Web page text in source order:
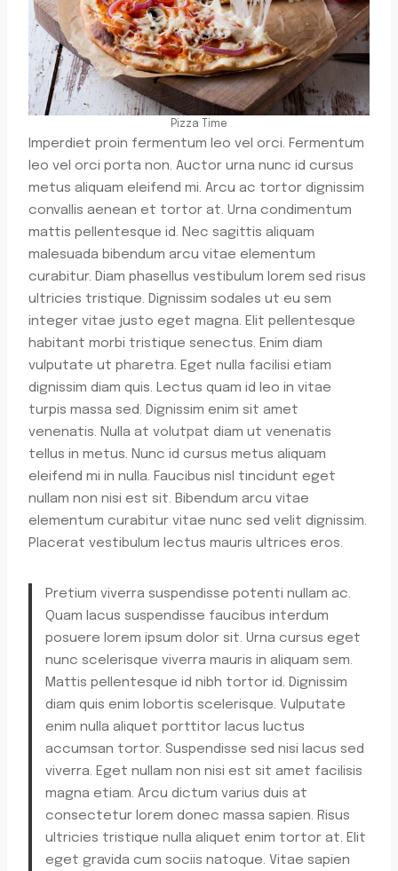
Pizza Time
Imperdiet proin fermentum leo vel orci. Fermentum
leo vel orci porta non. Auctor urna nunc id cursus
metus aliquam eleifend mi. Arcu ac tortor dignissim
convallis aenean et tortor at. Urna condimentum
mattis pellentesque id. Nec sagittis aliquam
malesuada bibendum arcu vitae elementum
curabitur. Diam phasellus vestibulum lorem sed risus
ultricies tristique. Dignissim sodales ut eu sem
integer vitae justo eget magna. Elit pellentesque
habitant morbi tristique senectus. Enim diam
vulputate ut pharetra. Eget nulla facilisi etiam
dignissim diam quis. Lectus quam id leo in vitae
turpis massa sed. Dignissim enim sit amet
venenatis. Nulla at volutpat diam ut venenatis
tellus in metus. Nunc id cursus metus aliquam
eleifend mi in nulla. Faucibus nisl tincidunt eget
nullam non nisi est sit. Bibendum arcu vitae
elementum curabitur vitae nunc sed velit dignissim.
Placerat vestibulum lectus mauris ultrices eros.
Pretium viverra suspendisse potenti nullam ac.
Quam lacus suspendisse faucibus interdum
posuere lorem ipsum dolor sit. Urna cursus eget
nunc scelerisque viverra mauris in aliquam sem.
Mattis pellentesque id nibh tortor id. Dignissim
diam quis enim lobortis scelerisque. Vulputate
enim nulla aliquet porttitor lacus luctus
accumsan tortor. Suspendisse sed nisi lacus sed
viverra. Eget nullam non nisi est sit amet facilisis
magna etiam. Arcu dictum varius duis at
consectetur lorem donec massa sapien. Risus
ultricies tristique nulla aliquet enim tortor at. Elit
eget gravida cum sociis natoque. Vitae sapien